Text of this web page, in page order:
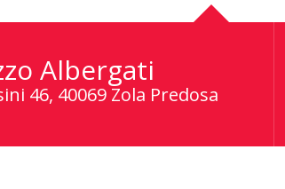
Albergati
46, 40069 Zola Predosa